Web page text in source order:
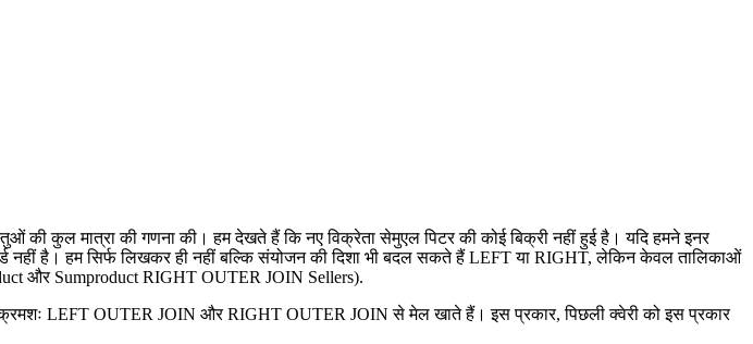
की कुल मात्रा की गणना की। हम देखते हैं कि नए विक्रेता सेमुएल पिटर की कोई बिक्री नहीं हुई है। यदि हमने इनर
नहीं है। हम सिर्फ लिखकर ही नहीं बल्कि संयोजन की दिशा भी बदल सकते हैं LEFT या RIGHT, लेकिन केवल तालिकाओं
और Sumproduct RIGHT OUTER JOIN Sellers).
LEFT OUTER JOIN और RIGHT OUTER JOIN से मेल खाते हैं। इस प्रकार, पिछली क्वेरी को इस प्रकार